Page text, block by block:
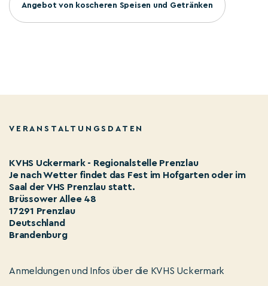
Angebot von koscheren Speisen und Getränken
VERANSTALTUNGSDATEN
KVHS Uckermark - Regionalstelle Prenzlau
Je nach Wetter findet das Fest im Hofgarten oder im
Saal der VHS Prenzlau statt.
Brüssower Allee 48
17291 Prenzlau
Deutschland
Brandenburg
Anmeldungen und Infos über die KVHS Uckermark